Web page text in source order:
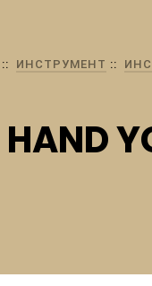
ИНСТРУМЕНТ